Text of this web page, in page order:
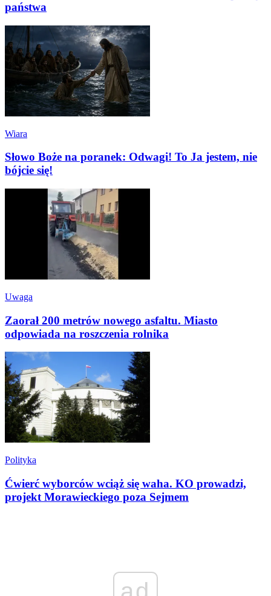
państwa
Wiara
Słowo Boże na poranek: Odwagi! To Ja jestem, nie
bójcie się!
Uwaga
Zaorał 200 metrów nowego asfaltu. Miasto
odpowiada na roszczenia rolnika
Polityka
Ćwierć wyborców wciąż się waha. KO prowadzi,
projekt Morawieckiego poza Sejmem